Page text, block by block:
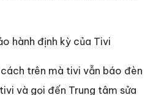
hành định kỳ của Tivi
trên mà tivi vẫn báo đèn
và gọi đến Trung tâm sửa